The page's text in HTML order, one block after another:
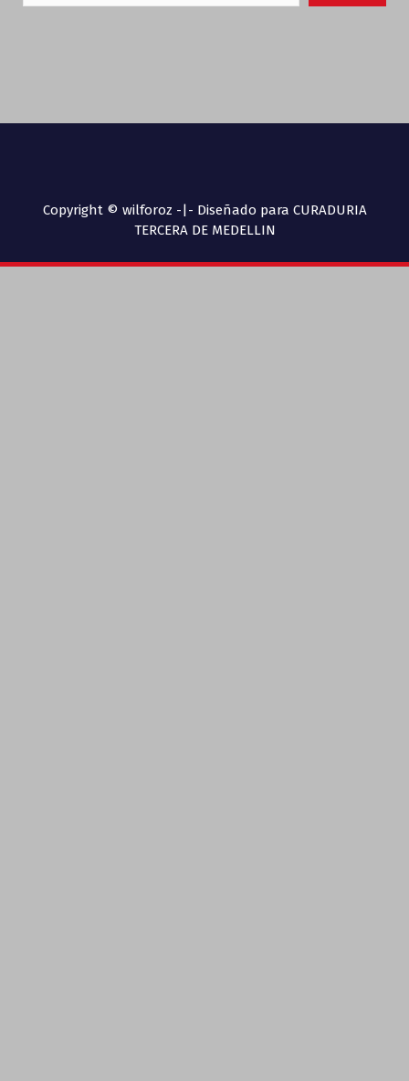
Copyright © wilforoz -|- Diseñado para CURADURIA
TERCERA DE MEDELLIN